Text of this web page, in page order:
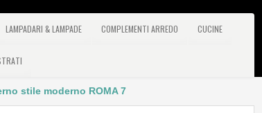
LAMPADARI & LAMPADE COMPLEMENTI ARREDO CUCINE
stile moderno ROMA 7